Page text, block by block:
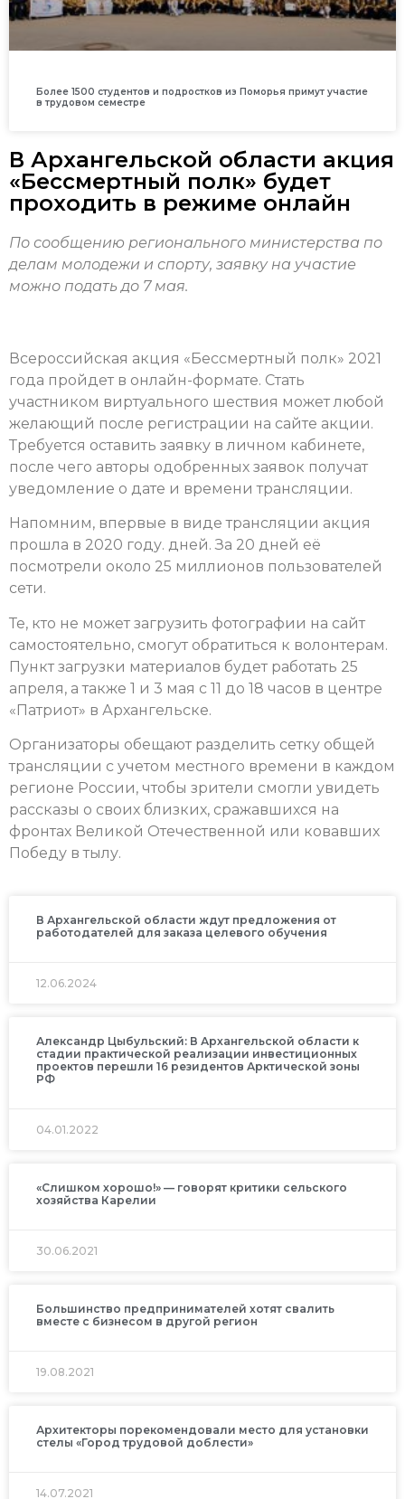
Более 1500 студентов и подростков из Поморья примут участие
в трудовом семестре
В Архангельской области акция
«Бессмертный полк» будет
проходить в режиме онлайн
По сообщению регионального министерства по
делам молодежи и спорту, заявку на участие
можно подать до 7 мая.
Всероссийская акция «Бессмертный полк» 2021
года пройдет в онлайн-формате. Стать
участником виртуального шествия может любой
желающий после регистрации на сайте акции.
Требуется оставить заявку в личном кабинете,
после чего авторы одобренных заявок получат
уведомление о дате и времени трансляции.
Напомним, впервые в виде трансляции акция
прошла в 2020 году. дней. За 20 дней её
посмотрели около 25 миллионов пользователей
сети.
Те, кто не может загрузить фотографии на сайт
самостоятельно, смогут обратиться к волонтерам.
Пункт загрузки материалов будет работать 25
апреля, а также 1 и 3 мая с 11 до 18 часов в центре
«Патриот» в Архангельске.
Организаторы обещают разделить сетку общей
трансляции с учетом местного времени в каждом
регионе России, чтобы зрители смогли увидеть
рассказы о своих близких, сражавшихся на
фронтах Великой Отечественной или ковавших
Победу в тылу.
В Архангельской области ждут предложения от
работодателей для заказа целевого обучения
12.06.2024
Александр Цыбульский: В Архангельской области к
стадии практической реализации инвестиционных
проектов перешли 16 резидентов Арктической зоны
РФ
04.01.2022
«Слишком хорошо!» — говорят критики сельского
хозяйства Карелии
30.06.2021
Большинство предпринимателей хотят свалить
вместе с бизнесом в другой регион
19.08.2021
Архитекторы порекомендовали место для установки
стелы «Город трудовой доблести»
14.07.2021